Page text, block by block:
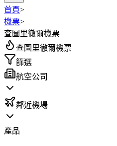
首頁>
機票>
查圖里徹爾機票
查圖里徹爾機票
篩選
航空公司
鄰近機場
產品